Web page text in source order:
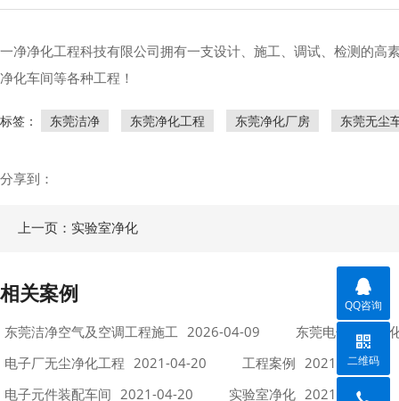
一净净化工程科技有限公司拥有一支设计、施工、调试、检测的
净化车间等各种工程！
标签： 东莞洁净 东莞净化工程 东莞净化厂房 东莞无尘
分享到：
上一页：实验室净化
相关案例
东莞洁净空气及空调工程施工 2026-04-09
东莞电子厂洁净
电子厂无尘净化工程 2021-04-20 工程案例 2021-04-20
电子元件装配车间 2021-04-20 实验室净化 2021-04-20
QQ咨询
二维码